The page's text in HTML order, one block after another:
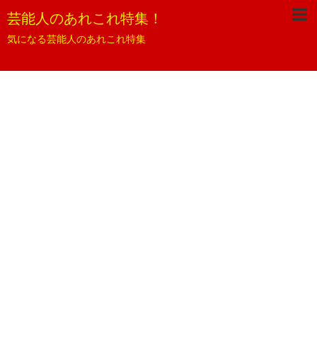
芸能人のあれこれ特集！
気になる芸能人のあれこれ特集